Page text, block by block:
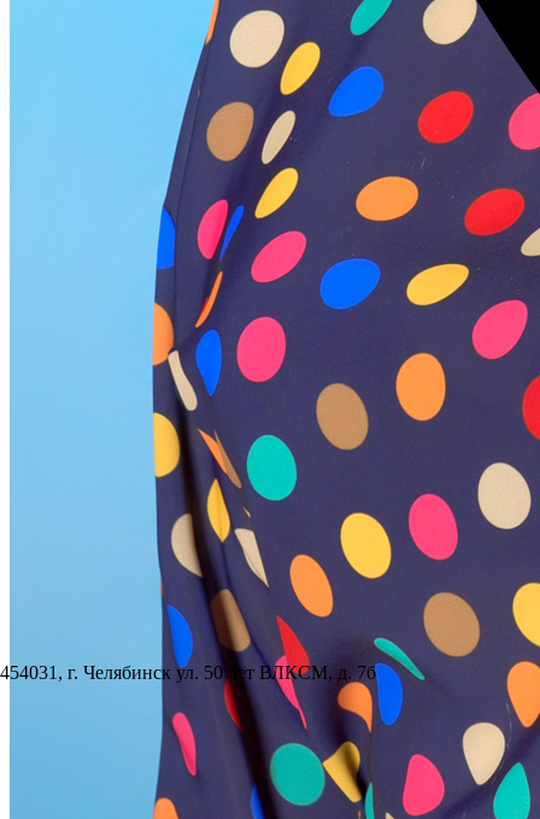
454031, г. Челябинск ул. 50 лет ВЛКСМ, д. 7б